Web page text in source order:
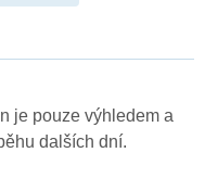
je pouze výhledem a
dalších dní.